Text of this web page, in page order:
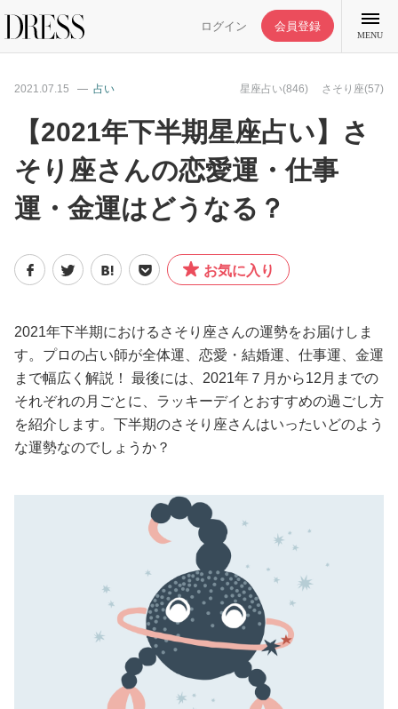
ログイン 会員登録
MENU
特集記事
DRESS部活
ライフスタイル
ファッション
恋愛/結婚/離婚
美容/健康
妊娠/出産/家族
ココロ/カラダ
グルメ
トラベル
2021.07.15 占い 星座占い(846) さそり座(57)
【2021年下半期星座占い】さ
そり座さんの恋愛運・仕事
運・金運はどうなる？
お気に入り
2021年下半期におけるさそり座さんの運勢をお届けしま
す。プロの占い師が全体運、恋愛・結婚運、仕事運、金運
まで幅広く解説！ 最後には、2021年７月から12月までの
それぞれの月ごとに、ラッキーデイとおすすめの過ごし方
を紹介します。下半期のさそり座さんはいったいどのよう
な運勢なのでしょうか？